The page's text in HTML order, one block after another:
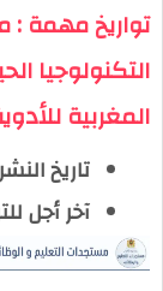
تواريخ مهمة :
التكنولوجيا
المغربية
تاريخ النشر :22-11-2025
آخر أجل